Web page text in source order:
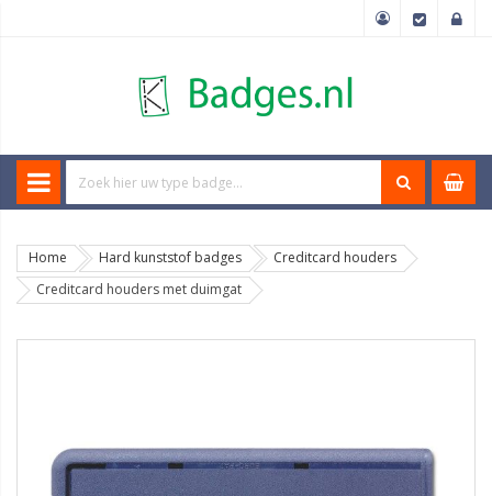
Home Hard kunststof badges
Creditcard houders
Creditcard houders met duimgat